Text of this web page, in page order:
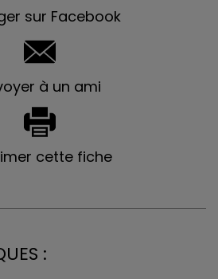
sur Facebook
à un ami
cette fiche
: